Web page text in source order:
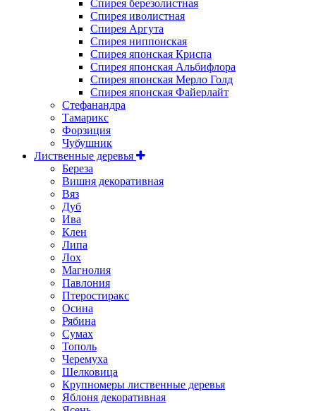
Спирея березолистная
Спирея иволистная
Спирея Аргута
Спирея ниппонская
Спирея японская Криспа
Спирея японская Альбифлора
Спирея японская Мерло Голд
Спирея японская Файерлайт
Стефанандра
Тамарикс
Форзиция
Чубушник
Лиственные деревья
Береза
Вишня декоративная
Вяз
Дуб
Ива
Клен
Липа
Лох
Магнолия
Павлония
Птеростиракс
Осина
Рябина
Сумах
Тополь
Черемуха
Шелковица
Крупномеры лиственные деревья
Яблоня декоративная